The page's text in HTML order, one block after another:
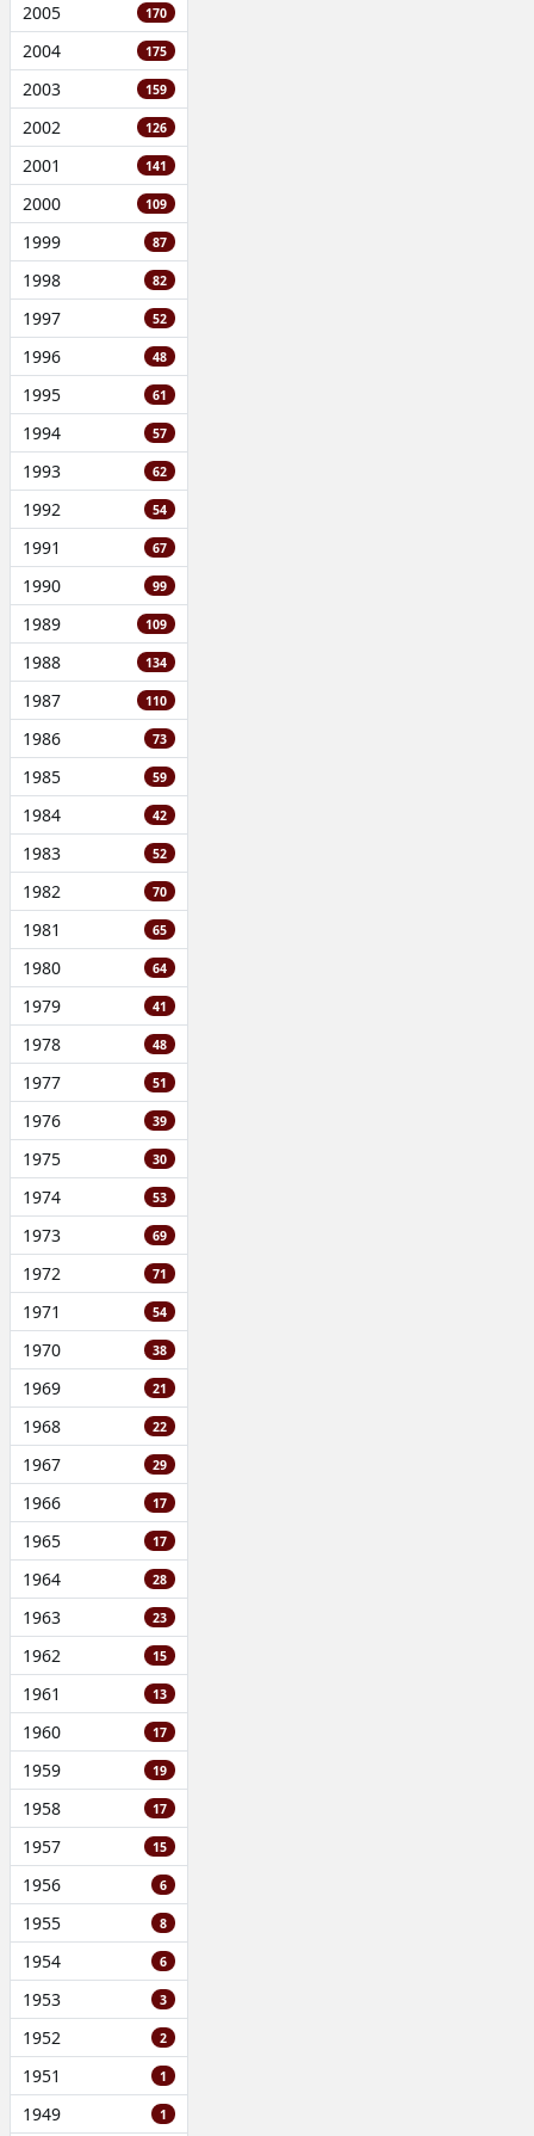
2005 170
2004 175
2003 159
2002 126
2001 141
2000 109
1999 87
1998 82
1997 52
1996 48
1995 61
1994 57
1993 62
1992 54
1991 67
1990 99
1989 109
1988 134
1987 110
1986 73
1985 59
1984 42
1983 52
1982 70
1981 65
1980 64
1979 41
1978 48
1977 51
1976 39
1975 30
1974 53
1973 69
1972 71
1971 54
1970 38
1969 21
1968 22
1967 29
1966 17
1965 17
1964 28
1963 23
1962 15
1961 13
1960 17
1959 19
1958 17
1957 15
1956 6
1955 8
1954 6
1953 3
1952 2
1951 1
1949 1